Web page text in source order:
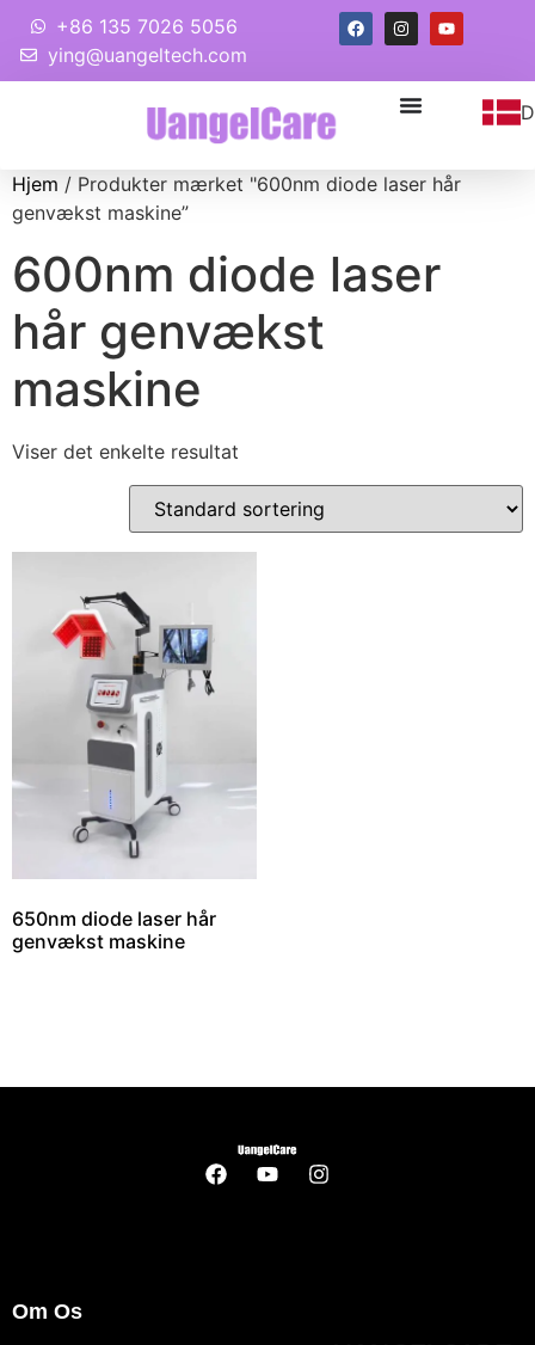
+86 135 7026 5056
ying@uangeltech.com
Hjem / Produkter mærket "600nm diode laser hår
genvækst maskine”
600nm diode laser
hår genvækst
maskine
Viser det enkelte resultat
650nm diode laser hår
genvækst maskine
Om Os